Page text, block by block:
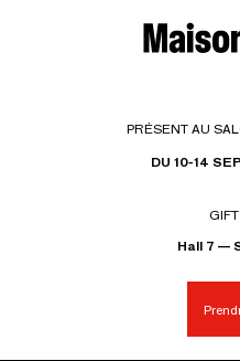
PRÉSENT AU
DU 10-14
Hall 7 —